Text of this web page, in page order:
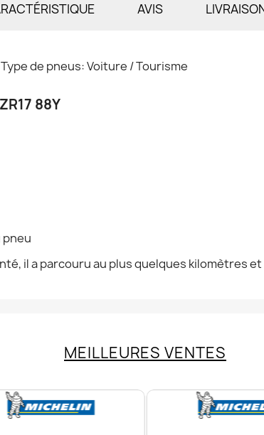
AVIS
Type de pneus: Voiture / Tourisme
88Y
pneu
il a parcouru au plus quelques kilomètres
MEILLEURES VENTES